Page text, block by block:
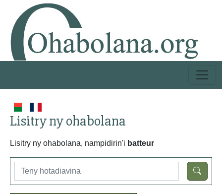
Lisitry ny ohabolana
Lisitry ny ohabolana, nampidirin'i batteur